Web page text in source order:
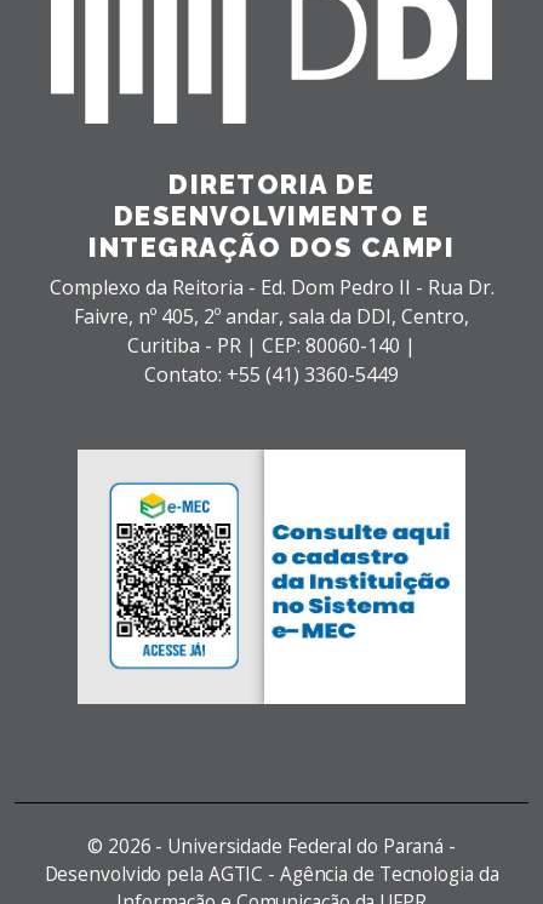
DIRETORIA DE
DESENVOLVIMENTO E
INTEGRAÇÃO DOS CAMPI
Complexo da Reitoria - Ed. Dom Pedro II - Rua Dr.
Faivre, nº 405, 2º andar, sala da DDI, Centro,
Curitiba - PR | CEP: 80060-140 |
Contato: +55 (41) 3360-5449
© 2026 - Universidade Federal do Paraná -
Desenvolvido pela AGTIC - Agência de Tecnologia da